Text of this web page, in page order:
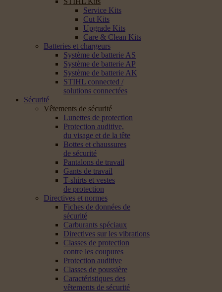
Service Kits
Cut Kits
Upgrade Kits
Care & Clean Kits
Batteries et chargeurs
Système de batterie AS
Système de batterie AP
Système de batterie AK
STIHL connected /
solutions connectées
Sécurité
Vêtements de sécurité
Lunettes de protection
Protection auditive,
du visage et de la tête
Bottes et chaussures
de sécurité
Pantalons de travail
Gants de travail
T-shirts et vestes
de protection
Directives et normes
Fiches de données de
sécurité
Carburants spéciaux
Directives sur les vibrations
Classes de protection
contre les coupures
Protection auditive
Classes de poussière
Caractéristiques des
vêtements de sécurité